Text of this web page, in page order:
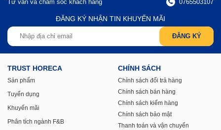
Tư vấn và chăm sóc khách hàng 0765503107
ĐĂNG KÝ NHẬN TIN KHUYẾN MÃI
TRUST HORECA
Sản phẩm
Tuyển dụng
Khuyến mãi
Phân tích ngành F&B
CHÍNH SÁCH
Chính sách đổi trả hàng
Chính sách bán hàng
Chính sách kiểm hàng
Chính sách bảo mật
Thanh toán và vận chuyển